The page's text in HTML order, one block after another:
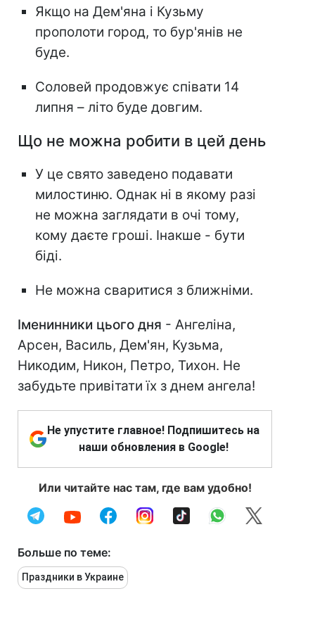
Якщо на Дем'яна і Кузьму
прополоти город, то бур'янів не
буде.
Соловей продовжує співати 14
липня – літо буде довгим.
Що не можна робити в цей день
У це свято заведено подавати
милостиню. Однак ні в якому разі
не можна заглядати в очі тому,
кому даєте гроші. Інакше - бути
біді.
Не можна сваритися з ближніми.
Іменинники цього дня - Ангеліна,
Арсен, Василь, Дем'ян, Кузьма,
Никодим, Никон, Петро, Тихон. Не
забудьте привітати їх з днем ангела!
Не упустите главное! Подпишитесь на
наши обновления в Google!
Или читайте нас там, где вам удобно!
Больше по теме:
Праздники в Украине